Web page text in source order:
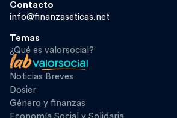
Contacto
info@finanzaseticas.net
Temas
¿Qué es valorsocial?
Noticias Breves
Dosier
Género y finanzas